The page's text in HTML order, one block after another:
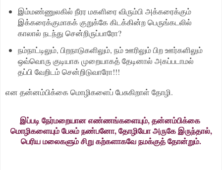
இம்மண்ணுலகில் நீரர மகளிரை விரும்பி அக்கரைக்கும்
இக்கரைக்குமாகக் குறுக்கே கிடக்கின்ற பெருங்கடலில்
காலால் நடந்து சென்றிருப்பாரோ?
நம்நாட்டிலும், பிறநாடுகளிலும், நம் ஊரிலும் பிற ஊர்களிலும்
ஒவ்வொரு குடியாக முறையாகத் தேடினால் அகப்படாமல்
தப்பி வேறிடம் சென்றிடுவாரோ!!!
என தன்னம்பிக்கை மொழிகளைப் பேசுகிறாள் தோழி.
இப்படி நேர்மறையான எண்ணங்களையும், தன்னம்பிக்கை
மொழிகளையும் பேசும் நண்பனோ, தோழியோ அருகே இருந்தால்,
பெரிய மலைகளும் சிறு கற்களாகவே நமக்குத் தோன்றும்.